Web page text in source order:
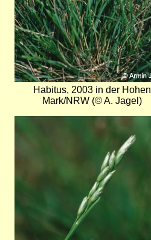
Habitus, 2003 in der Hohen
Mark/NRW (© A. Jagel)